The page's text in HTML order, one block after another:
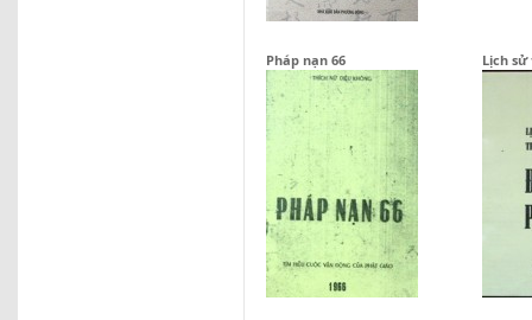
Pháp nạn 66 Lịch